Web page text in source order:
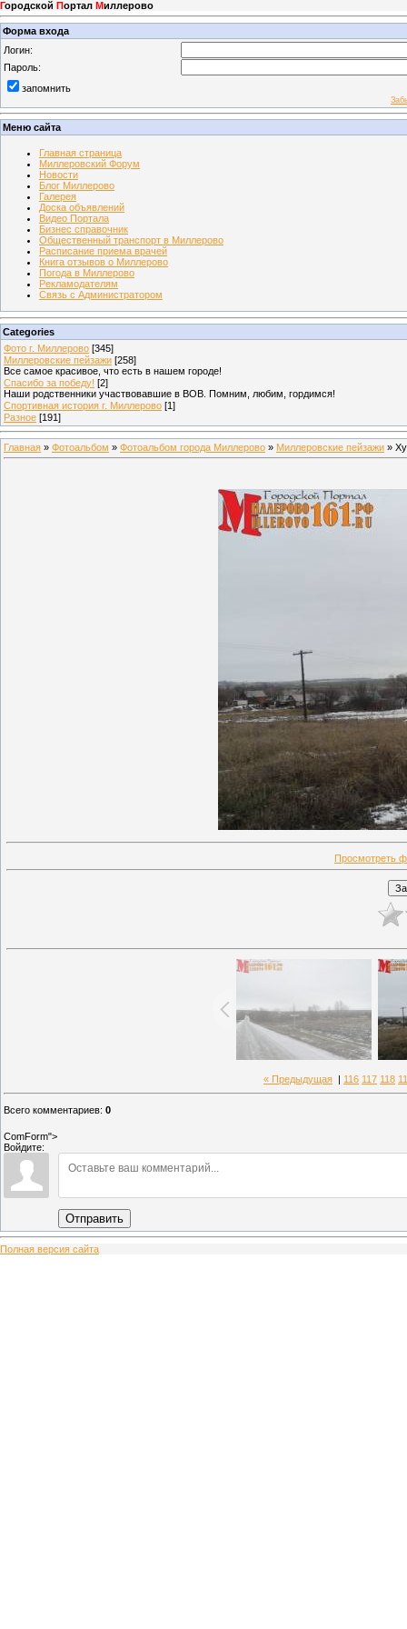
Городской Портал Миллерово
Форма входа
Логин:
Пароль:
запомнить
Меню сайта
Главная страница
Миллеровский Форум
Новости
Блог Миллерово
Галерея
Доска объявлений
Видео Портала
Бизнес справочник
Общественный транспорт в Миллерово
Расписание приема врачей
Книга отзывов о Миллерово
Погода в Миллерово
Рекламодателям
Связь с Администратором
Categories
Фото г. Миллерово [345]
Миллеровские пейзажи [258]
Все самое красивое, что есть в нашем городе!
Спасибо за победу! [2]
Наши родственники участвовавшие в ВОВ. Помним, любим, гордимся!
Спортивная история г. Миллерово [1]
Разное [191]
Главная » Фотоальбом » Фотоальбом города Миллерово » Миллеровские пейзажи »
Просмотреть
« Предыдущая 116 117 118
Всего комментариев: 0
ComForm">
Войдите:
Отправить
Полная версия сайта